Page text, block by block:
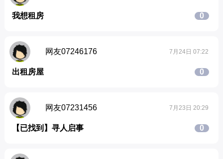
我想租房 0
网友07246176 7月24日 07:22
出租房屋 0
网友07231456 7月23日 20:29
【已找到】寻人启事 0